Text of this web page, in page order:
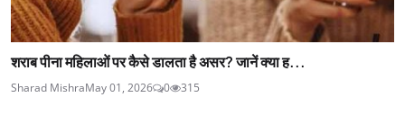
शराब पीना महिलाओं पर कैसे डालता है असर? जानें क्या ह...
Sharad MishraMay 01, 2026 0 315